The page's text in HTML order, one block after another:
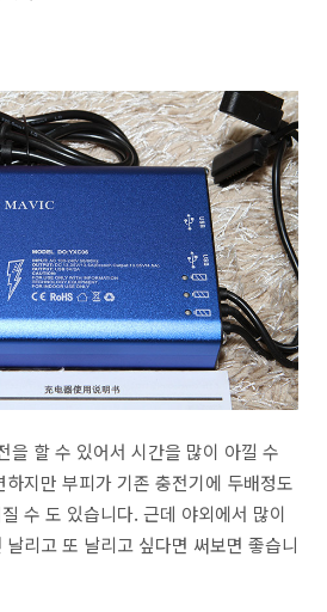
을 할 수 있어서 시간을 많이 아낄 수
지만 부피가 기존 충전기에 두배정도
수 도 있습니다. 근데 야외에서 많이
리고 또 날리고 싶다면 써보면 좋습니